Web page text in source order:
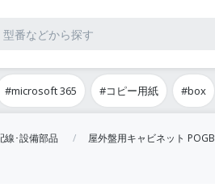
#microsoft 365 #コピー用紙 #box
線･設備部品 屋外盤用キャビネット POGB